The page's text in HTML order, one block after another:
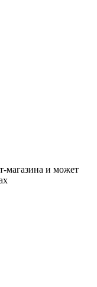
магазина и может